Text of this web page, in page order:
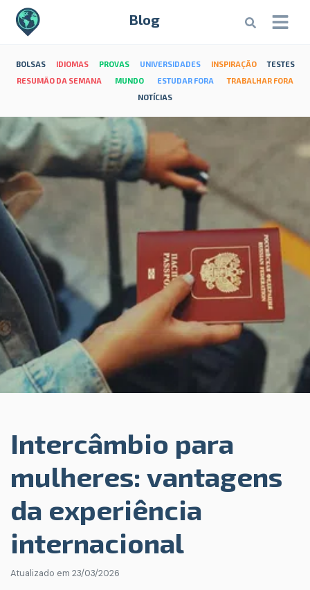
Blog
BOLSAS IDIOMAS PROVAS UNIVERSIDADES INSPIRAÇÃO
TESTES
RESUMÃO DA SEMANA
MUNDO ESTUDAR FORA
TRABALHAR FORA
NOTÍCIAS
Intercâmbio para
mulheres: vantagens
da experiência
internacional
Atualizado em 23/03/2026